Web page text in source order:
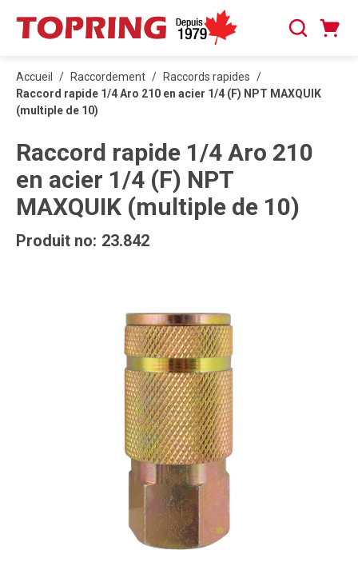
PASSER AU CONTENU PRINCIPAL
Recherche
Accueil / Raccordement / Raccords rapides /
Raccord rapide 1/4 Aro 210 en acier 1/4 (F) NPT MAXQUIK
(multiple de 10)
Raccord rapide 1/4 Aro 210
en acier 1/4 (F) NPT
MAXQUIK (multiple de 10)
Produit no: 23.842